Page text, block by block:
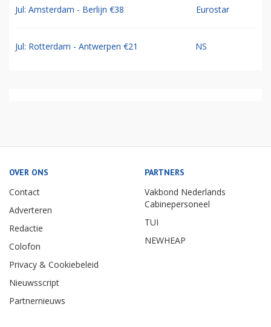
Jul: Amsterdam - Berlijn €38 Eurostar
Jul: Rotterdam - Antwerpen €21 NS
OVER ONS
Contact
Adverteren
Redactie
Colofon
Privacy & Cookiebeleid
Nieuwsscript
Partnernieuws
PARTNERS
Vakbond Nederlands
Cabinepersoneel
TUI
NEWHEAP